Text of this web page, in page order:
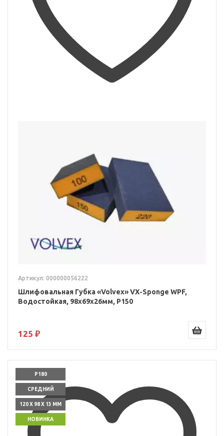
Артикул: 000000056222
Шлифовальная Губка «Volvex» VX-Sponge WPF,
Водостойкая, 98x69x26мм, P150
125 ₽
P180
СРЕДНИЙ
120 X 98 X 13 ММ
НОВИНКА